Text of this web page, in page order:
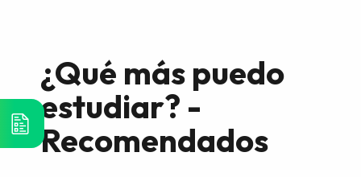
¿Qué más puedo
estudiar? -
Recomendados